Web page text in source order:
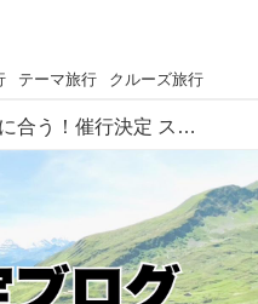
テーマ旅行 クルーズ旅行
まだ間に合う！催行決定 スタッフおすすめツアーのご紹介 ＜5/12更新＞【世界をあるく】